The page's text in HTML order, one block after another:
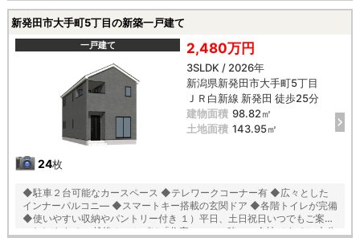
新発田市大手町5丁目の新築一戸建て
一戸建て
24枚
2,480万円
3SLDK / 2026年
新潟県新発田市大手町5丁目
ＪＲ白新線 新発田 徒歩25分
建物面積 98.82㎡
土地面積 143.95㎡
◆駐車２台可能なカースペース ◆テレワークコーナー有 ◆広々とした
インナーパルコニ― ◆スマートキー搭載の玄関ドア ◆各階トイレが完備
◆使いやすい収納やパントリー付き １）平日、土日祝日いつでもご案内
いたします ２）越後ホームズは「住宅ローンに強い」会社です ３）未公